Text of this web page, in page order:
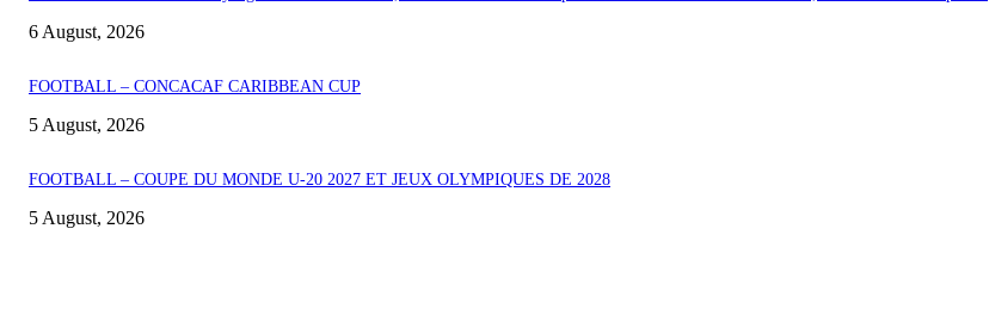
6 August, 2026
FOOTBALL – CONCACAF CARIBBEAN CUP
5 August, 2026
FOOTBALL – COUPE DU MONDE U-20 2027 ET JEUX OLYMPIQUES DE 2028
5 August, 2026